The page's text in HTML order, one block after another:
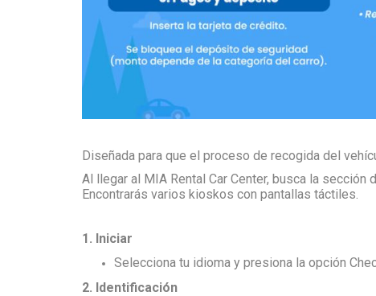
Diseñada para que el proceso de recogida del
Al llegar al MIA Rental Car Center, busca la sección
Encontrarás varios kioskos con pantallas táctiles.
1. Iniciar
Selecciona tu idioma y presiona la opción
2. Identificación